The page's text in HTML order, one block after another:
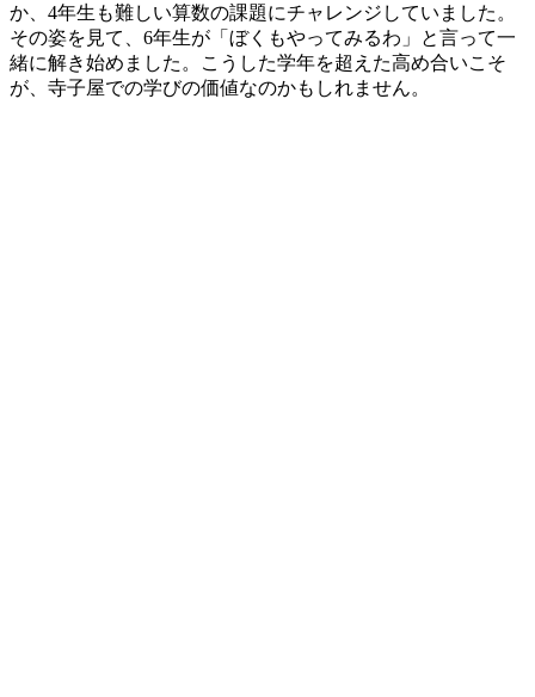
か、4年生も難しい算数の課題にチャレンジしていました。
その姿を見て、6年生が「ぼくもやってみるわ」と言って一
緒に解き始めました。こうした学年を超えた高め合いこそ
が、寺子屋での学びの価値なのかもしれません。